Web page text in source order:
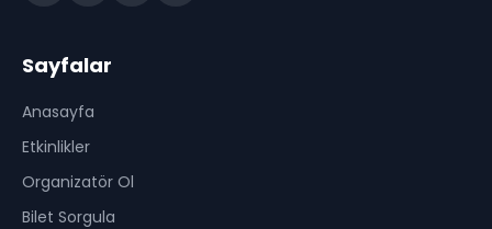
Sayfalar
Anasayfa
Etkinlikler
Organizatör Ol
Bilet Sorgula